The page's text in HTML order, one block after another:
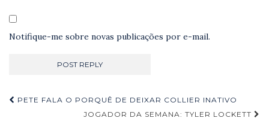
Notifique-me sobre novas publicações por e-mail.
Navegação
PETE FALA O PORQUÊ DE DEIXAR COLLIER INATIVO
JOGADOR DA SEMANA: TYLER LOCKETT